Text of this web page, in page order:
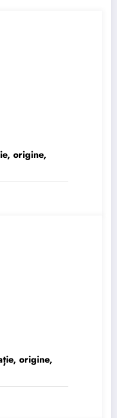
origine,
origine,